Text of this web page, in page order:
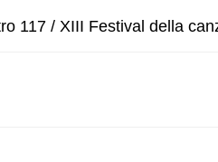
117 / XIII Festival della